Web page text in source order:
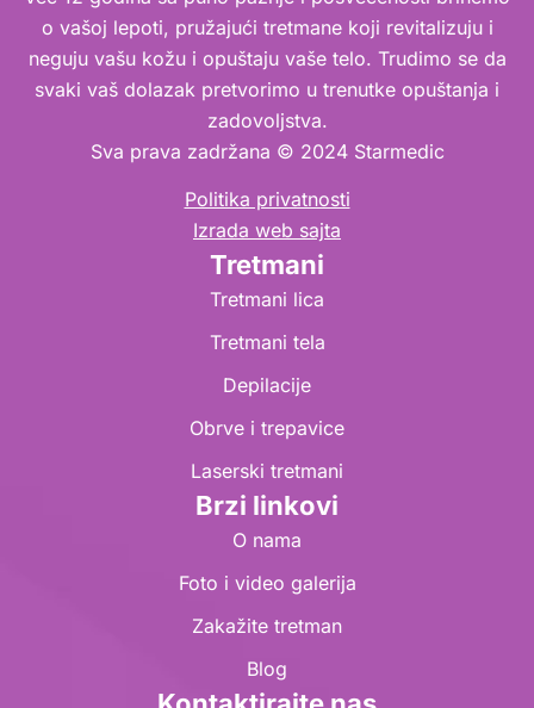
o vašoj lepoti, pružajući tretmane koji revitalizuju i
neguju vašu kožu i opuštaju vaše telo. Trudimo se da
svaki vaš dolazak pretvorimo u trenutke opuštanja i
zadovoljstva.
Sva prava zadržana © 2024 Starmedic
Politika privatnosti
Izrada web sajta
Tretmani
Tretmani lica
Tretmani tela
Depilacije
Obrve i trepavice
Laserski tretmani
Brzi linkovi
O nama
Foto i video galerija
Zakažite tretman
Blog